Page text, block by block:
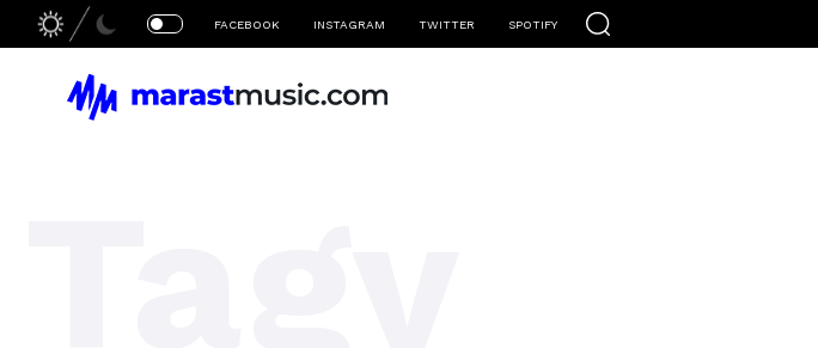
FACEBOOK INSTAGRAM TWITTER SPOTIFY